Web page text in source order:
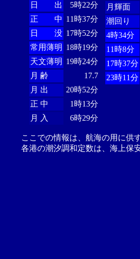
日 出
5時22分
正 中 11時37分
日 没 17時52分
常用薄明 18時19分
天文薄明 19時24分
月 齢
17.7
月 出
20時52分
正 中
1時13分
月 入
6時29分
月輝面
潮回り
4時34分
11時8分
17時37分
23時11分
ここでの情報は、航海の用に供
各港の潮汐調和定数は、海上保